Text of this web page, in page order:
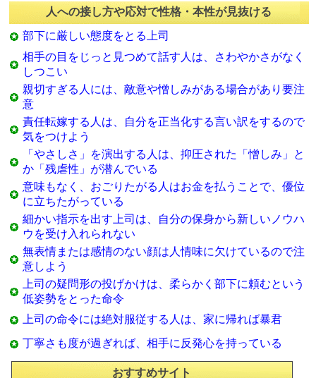
人への接し方や応対で性格・本性が見抜ける
部下に厳しい態度をとる上司
相手の目をじっと見つめて話す人は、さわやかさがなく
しつこい
親切すぎる人には、敵意や憎しみがある場合があり要注
意
責任転嫁する人は、自分を正当化する言い訳をするので
気をつけよう
「やさしさ」を演出する人は、抑圧された「憎しみ」と
か「残虐性」が潜んでいる
意味もなく、おごりたがる人はお金を払うことで、優位
に立ちたがっている
細かい指示を出す上司は、自分の保身から新しいノウハ
ウを受け入れられない
無表情または感情のない顔は人情味に欠けているので注
意しよう
上司の疑問形の投げかけは、柔らかく部下に頼むという
低姿勢をとった命令
上司の命令には絶対服従する人は、家に帰れば暴君
丁寧さも度が過ぎれば、相手に反発心を持っている
おすすめサイト